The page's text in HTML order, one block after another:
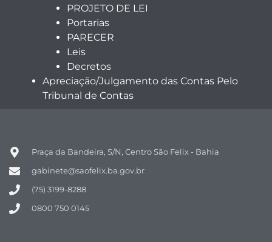
PROJETO DE LEI
Portarias
PARECER
Leis
Decretos
Apreciação/Julgamento das Contas Pelo
Tribunal de Contas
Praça da Bandeira, S/N, Centro São Felix - Bahia
gabinete@saofelix.ba.gov.br
(75) 3199-8288
0800 750 0145